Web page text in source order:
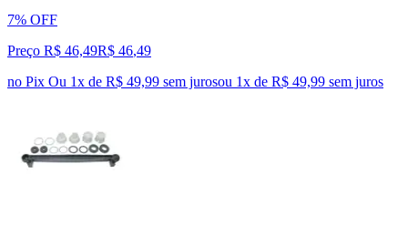
7% OFF
Preço R$ 46,49R$ 46,49
no Pix Ou 1x de R$ 49,99 sem jurosou 1x de R$ 49,99 sem juros